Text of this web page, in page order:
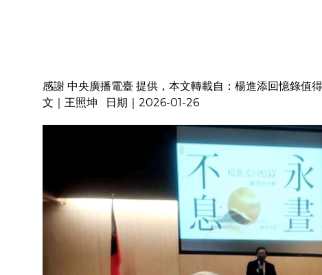
感謝 中央廣播電臺 提供，本文轉載自： 楊進添回憶錄值
文｜王照坤 日期｜2026-01-26